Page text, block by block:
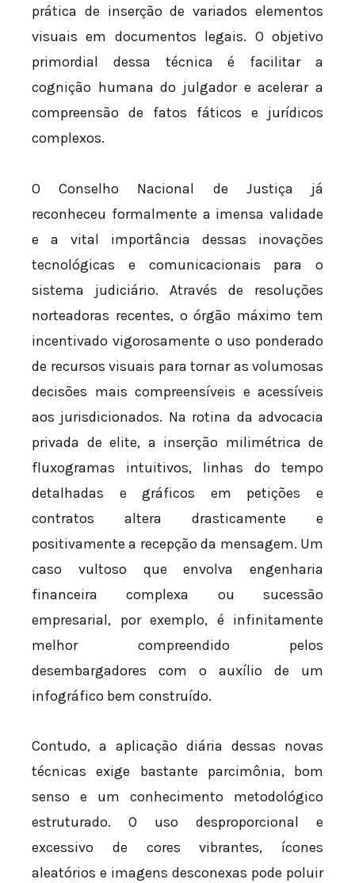
prática de inserção de variados elementos
visuais em documentos legais. O objetivo
primordial dessa técnica é facilitar a
cognição humana do julgador e acelerar a
compreensão de fatos fáticos e jurídicos
complexos.
O Conselho Nacional de Justiça já
reconheceu formalmente a imensa validade
e a vital importância dessas inovações
tecnológicas e comunicacionais para o
sistema judiciário. Através de resoluções
norteadoras recentes, o órgão máximo tem
incentivado vigorosamente o uso ponderado
de recursos visuais para tornar as volumosas
decisões mais compreensíveis e acessíveis
aos jurisdicionados. Na rotina da advocacia
privada de elite, a inserção milimétrica de
fluxogramas intuitivos, linhas do tempo
detalhadas e gráficos em petições e
contratos altera drasticamente e
positivamente a recepção da mensagem. Um
caso vultoso que envolva engenharia
financeira complexa ou sucessão
empresarial, por exemplo, é infinitamente
melhor compreendido pelos
desembargadores com o auxílio de um
infográfico bem construído.
Contudo, a aplicação diária dessas novas
técnicas exige bastante parcimônia, bom
senso e um conhecimento metodológico
estruturado. O uso desproporcional e
excessivo de cores vibrantes, ícones
aleatórios e imagens desconexas pode poluir